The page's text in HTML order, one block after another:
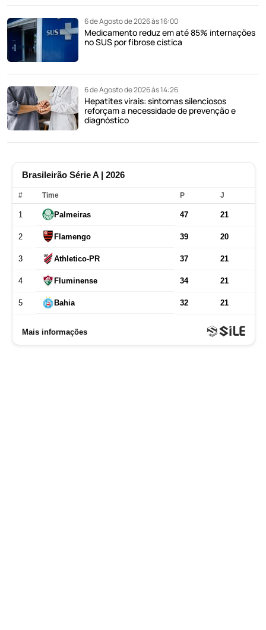
6 de Agosto de 2026 às 16:00
Medicamento reduz em até 85% internações
no SUS por fibrose cística
6 de Agosto de 2026 às 14:26
Hepatites virais: sintomas silenciosos
reforçam a necessidade de prevenção e
diagnóstico